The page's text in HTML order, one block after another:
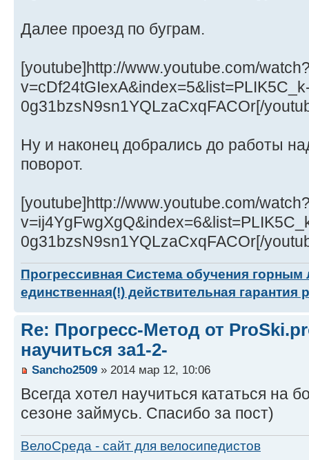
Далее проезд по буграм.
[youtube]http://www.youtube.com/
0g31bzsN9sn1YQLzaCxqFACOr[/
Ну и наконец добрались до работы
поворот.
[youtube]http://www.youtube.com/
0g31bzsN9sn1YQLzaCxqFACOr[/
Прогрессивная Система обучения
единственная(!) действительная гарантия
Re: Прогресс-Метод от
научиться за1-2-
Sancho2509 » 2014 мар 12, 10:06
Всегда хотел научиться кататься на
сезоне займусь. Спасибо за пост)
ВелоСреда - сайт для велосипедистов